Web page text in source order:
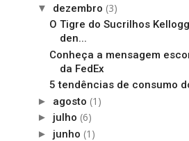
▼ dezembro (3)
O Tigre do Sucrilhos
den...
Conheça a mensagem
da FedEx
5 tendências de consumo
► agosto (1)
► julho (6)
► junho (1)